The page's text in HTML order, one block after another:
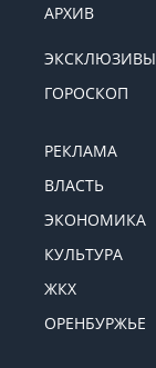
АРХИВ
ЭКСКЛЮЗИВЫ
ГОРОСКОП
РЕКЛАМА
ВЛАСТЬ
ЭКОНОМИКА
КУЛЬТУРА
ЖКХ
ОРЕНБУРЖЬЕ